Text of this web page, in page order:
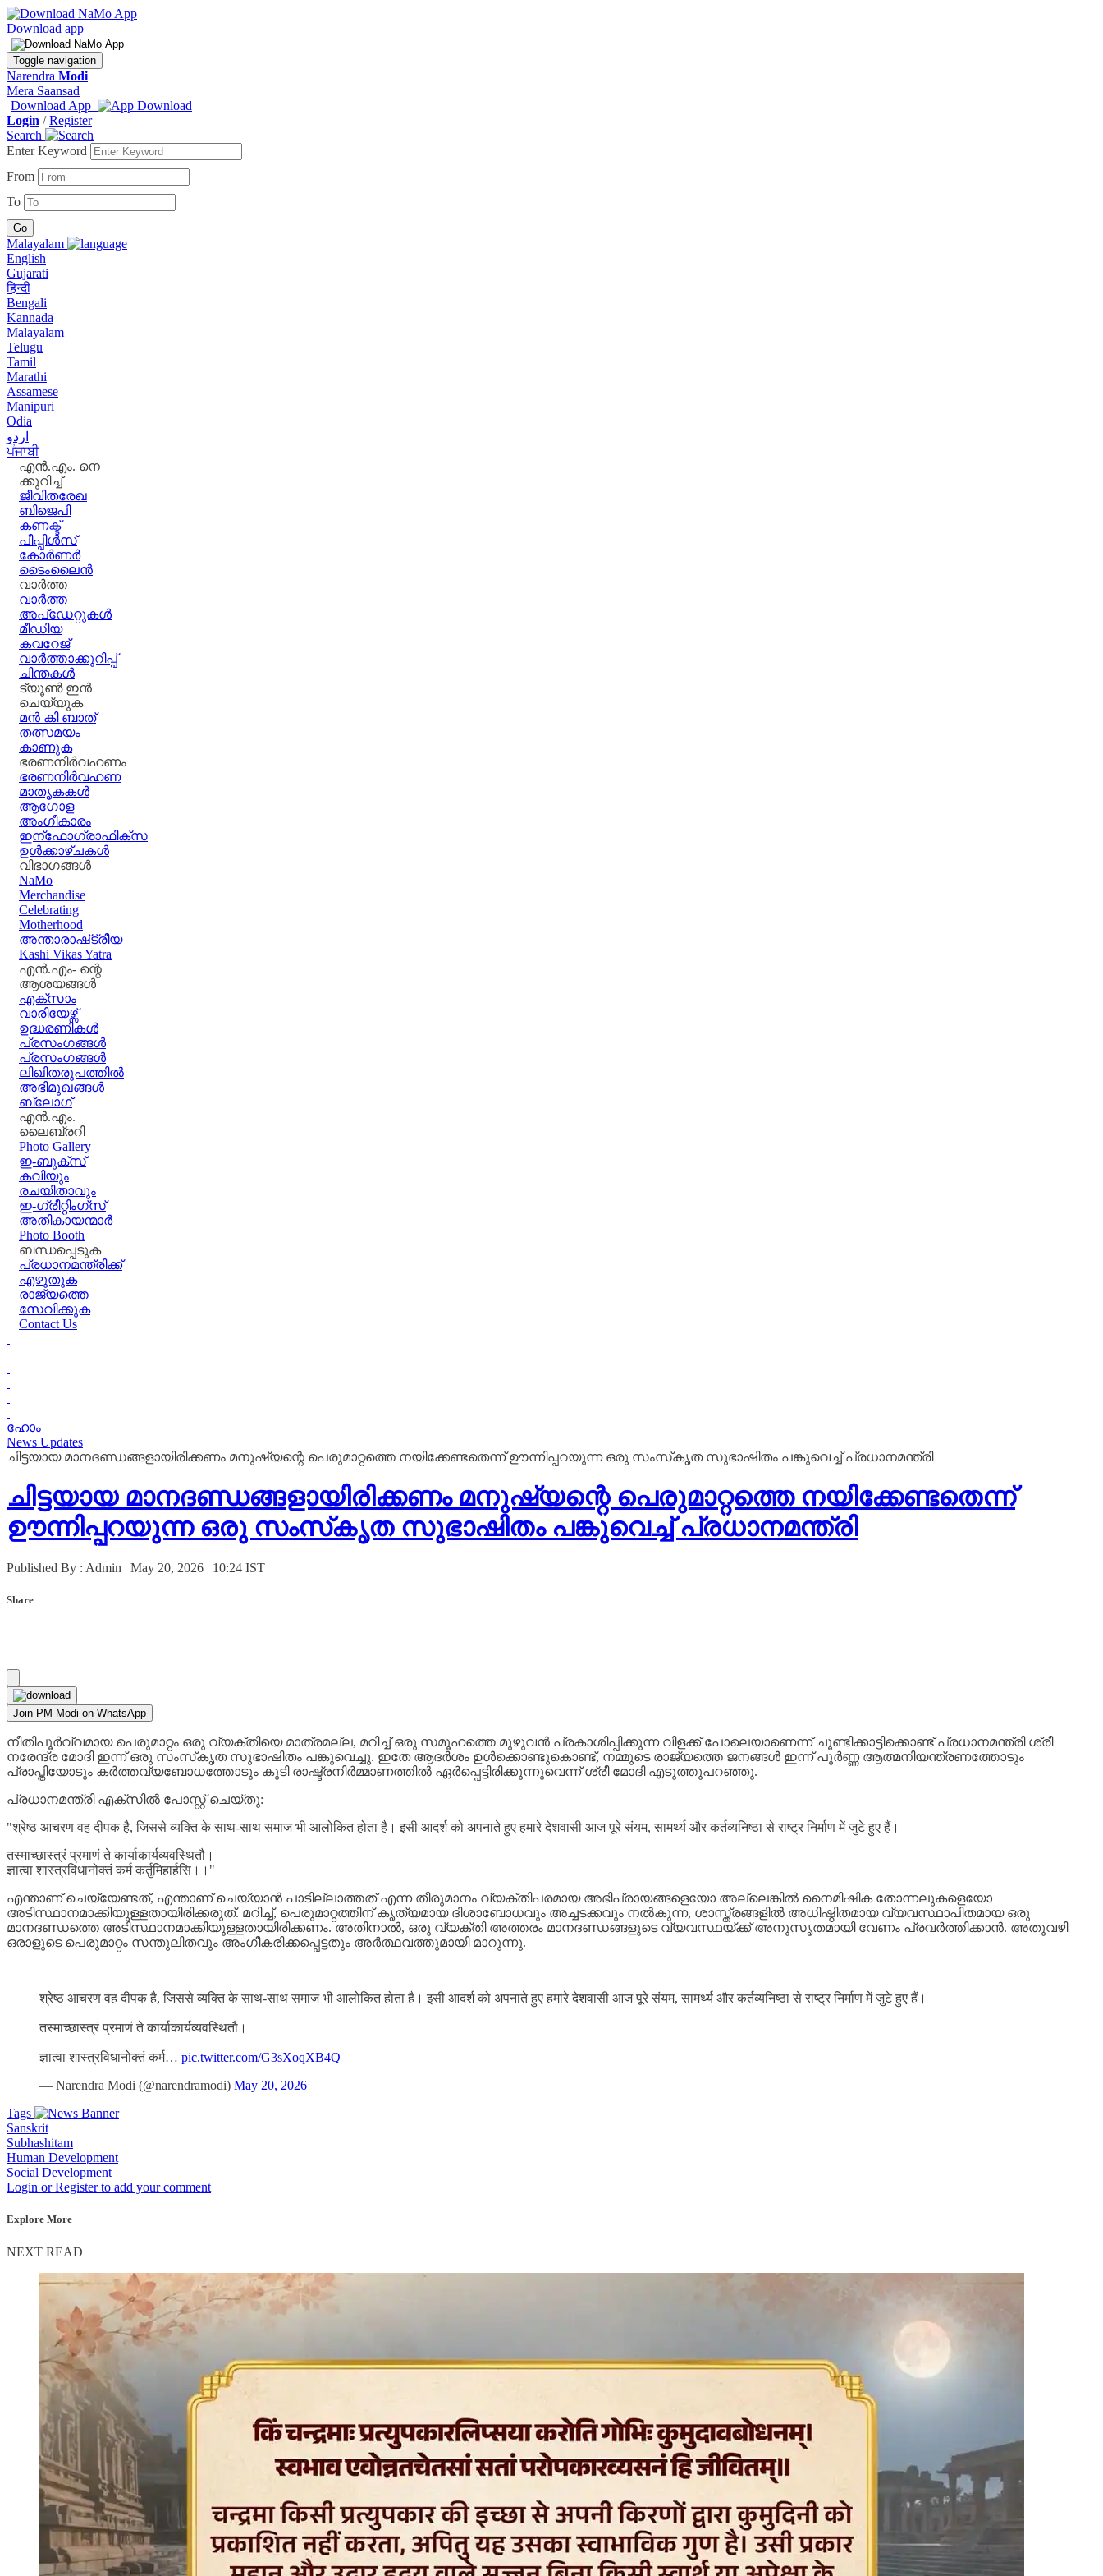
Download app
Toggle navigation
Narendra Modi
Mera Saansad
Download App
Login /Register
Search
Enter Keyword
From
To
Malayalam
English
Gujarati
हिन्दी
Bengali
Kannada
Malayalam
Telugu
Tamil
Marathi
Assamese
Manipuri
Odia
اردو
ਪੰਜਾਬੀ
എൻ.എം. നെ
ക്കുറിച്ച്
ജീവിതരേഖ
ബിജെപി
കണക്ട്
പീപ്പിൾസ്
കോർണർ
ടൈംലൈൻ
വാർത്ത
വാർത്ത
അപ്ഡേറ്റുകൾ
മീഡിയ
കവറേജ്
വാർത്താക്കുറിപ്പ്
ചിന്തകൾ
ട്യൂൺ ഇൻ
ചെയ്യുക
മൻ കി ബാത്
തത്സമയം
കാണുക
ഭരണനിര്‍വഹണം
ഭരണനിര്‍വഹണ
മാതൃകകൾ
ആഗോള
അംഗീകാരം
ഇന്ഫോഗ്രാഫിക്സ
ഉള്‍ക്കാഴ്‌ചകൾ
വിഭാഗങ്ങൾ
NaMo
Merchandise
Celebrating
Motherhood
അന്താരാഷ്‌ട്രീയ
Kashi Vikas Yatra
എൻ.എം- ന്റെ
ആശയങ്ങൾ
എക്സാം
വാരിയേഴ്സ്
ഉദ്ധരണികള്‍
പ്രസംഗങ്ങള്‍
പ്രസംഗങ്ങൾ
ലിഖിതരൂപത്തിൽ
അഭിമുഖങ്ങൾ
ബ്ലോഗ്
എൻ.എം.
ലൈബ്രറി
Photo Gallery
ഇ-ബുക്‌സ്
കവിയും
രചയിതാവും
ഇ-ഗ്രീറ്റിംഗ്‌സ്
അതികായന്മാർ
Photo Booth
ബന്ധപ്പെടുക
പ്രധാനമന്ത്രിക്ക്
എഴുതുക
രാജ്യത്തെ
സേവിക്കുക
Contact Us
ഹോം
News Updates
ചിട്ടയായ മാനദണ്ഡങ്ങളായിരിക്കണം മനുഷ്യന്റെ പെരുമാറ്റത്തെ നയിക്കേണ്ടതെന്ന് ഊന്നിപ്പറയുന്ന ഒരു സംസ്‌കൃത സുഭാഷിതം പങ്കുവെച്ച് പ്രധാനമന്ത്രി
ചിട്ടയായ മാനദണ്ഡങ്ങളായിരിക്കണം മനുഷ്യന്റെ പെരുമാറ്റത്തെ നയിക്കേണ്ടതെന്ന്
ഊന്നിപ്പറയുന്ന ഒരു സംസ്‌കൃത സുഭാഷിതം പങ്കുവെച്ച് പ്രധാനമന്ത്രി
Published By : Admin | May 20, 2026 | 10:24 IST
Share
Join PM Modi on WhatsApp
നീതിപൂർവ്വമായ പെരുമാറ്റം ഒരു വ്യക്തിയെ മാത്രമല്ല, മറിച്ച് ഒരു സമൂഹത്തെ മുഴുവൻ പ്രകാശിപ്പിക്കുന്ന വിളക്ക് പോലെയാണെന്ന് ചൂണ്ടിക്കാട്ടിക്കൊണ്ട് പ്രധാനമന്ത്രി ശ്രീ
നരേന്ദ്ര മോദി ഇന്ന് ഒരു സംസ്‌കൃത സുഭാഷിതം പങ്കുവെച്ചു. ഇതേ ആദർശം ഉൾക്കൊണ്ടുകൊണ്ട്, നമ്മുടെ രാജ്യത്തെ ജനങ്ങൾ ഇന്ന് പൂർണ്ണ ആത്മനിയന്ത്രണത്തോടും
പ്രാപ്തിയോടും കർത്തവ്യബോധത്തോടും കൂടി രാഷ്ട്രനിർമ്മാണത്തിൽ ഏർപ്പെട്ടിരിക്കുന്നുവെന്ന് ശ്രീ മോദി എടുത്തുപറഞ്ഞു.
പ്രധാനമന്ത്രി എക്സിൽ പോസ്റ്റ് ചെയ്തു:
"श्रेष्ठ आचरण वह दीपक है, जिससे व्यक्ति के साथ-साथ समाज भी आलोकित होता है। इसी आदर्श को अपनाते हुए हमारे देशवासी आज पूरे संयम, सामर्थ्य और कर्तव्यनिष्ठा से राष्ट्र निर्माण में जुटे हुए हैं।
तस्माच्छास्त्रं प्रमाणं ते कार्याकार्यव्यवस्थितौ।
ज्ञात्वा शास्त्रविधानोक्तं कर्म कर्तुमिहार्हसि।।"
എന്താണ് ചെയ്യേണ്ടത്, എന്താണ് ചെയ്യാൻ പാടില്ലാത്തത് എന്ന തീരുമാനം വ്യക്തിപരമായ അഭിപ്രായങ്ങളെയോ അല്ലെങ്കിൽ നൈമിഷിക തോന്നലുകളെയോ
അടിസ്ഥാനമാക്കിയുള്ളതായിരിക്കരുത്. മറിച്ച്, പെരുമാറ്റത്തിന് കൃത്യമായ ദിശാബോധവും അച്ചടക്കവും നൽകുന്ന, ശാസ്ത്രങ്ങളിൽ അധിഷ്ഠിതമായ വ്യവസ്ഥാപിതമായ ഒരു
മാനദണ്ഡത്തെ അടിസ്ഥാനമാക്കിയുള്ളതായിരിക്കണം. അതിനാൽ, ഒരു വ്യക്തി അത്തരം മാനദണ്ഡങ്ങളുടെ വ്യവസ്ഥയ്ക്ക് അനുസൃതമായി വേണം പ്രവർത്തിക്കാൻ. അതുവഴി
ഒരാളുടെ പെരുമാറ്റം സന്തുലിതവും അംഗീകരിക്കപ്പെട്ടതും അർത്ഥവത്തുമായി മാറുന്നു.
श्रेष्ठ आचरण वह दीपक है, जिससे व्यक्ति के साथ-साथ समाज भी आलोकित होता है। इसी आदर्श को अपनाते हुए हमारे देशवासी आज पूरे संयम, सामर्थ्य और कर्तव्यनिष्ठा से राष्ट्र निर्माण में जुटे हुए हैं।
तस्माच्छास्त्रं प्रमाणं ते कार्याकार्यव्यवस्थितौ।
ज्ञात्वा शास्त्रविधानोक्तं कर्म… pic.twitter.com/G3sXoqXB4Q
— Narendra Modi (@narendramodi) May 20, 2026
Tags
Sanskrit
Subhashitam
Human Development
Social Development
Login or Register to add your comment
Explore More
NEXT READ